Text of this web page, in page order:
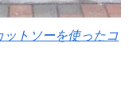
トソーを使ったコ